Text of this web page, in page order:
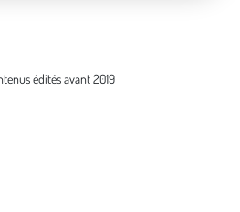
édités avant 2019